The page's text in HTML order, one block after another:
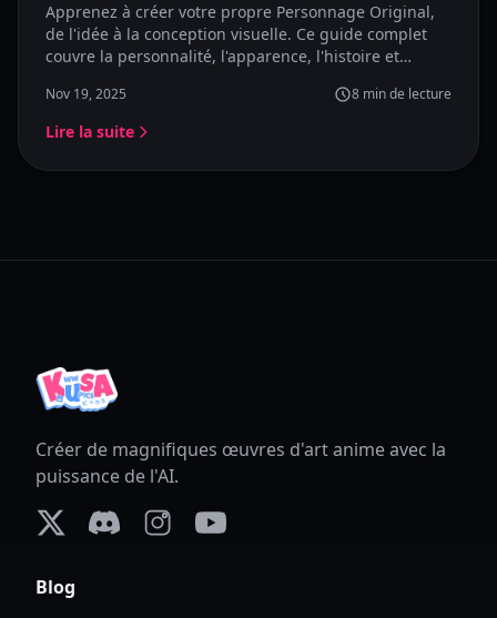
Apprenez à créer votre propre Personnage Original,
de l'idée à la conception visuelle. Ce guide complet
couvre la personnalité, l'apparence, l'histoire et
Nov 19, 2025 8 min de lecture
Lire la suite
Créer de magnifiques œuvres d'art anime avec la
puissance de l'AI.
Blog